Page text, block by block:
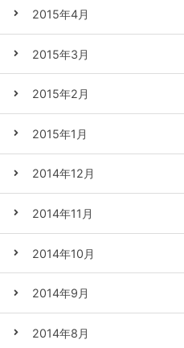
2015年4月
2015年3月
2015年2月
2015年1月
2014年12月
2014年11月
2014年10月
2014年9月
2014年8月